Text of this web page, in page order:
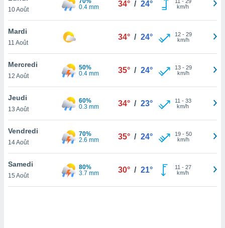
le
ainsi
un
la
du
en
de
10 Août
0.4 mm
34° / 24°
km/h
Mardi
11 Août
34° / 24° 12- 29
km/h
Mercredi
12 Août
50%
0.4 mm
35° / 24° 13- 29
km/h
Jeudi
13 Août
60%
0.3 mm
34° / 23° 11 - 33
km/h
Vendredi
14 Août
70%
2.6 mm
35° / 24° 19- 50
km/h
Samedi
15 Août
80%
3.7 mm
30° / 21° 11 - 27
km/h